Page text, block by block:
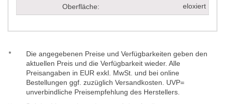
Oberfläche: eloxiert
*
Die angegebenen Preise und Verfügbarkeiten geben den
aktuellen Preis und die Verfügbarkeit wieder. Alle
Preisangaben in EUR exkl. MwSt. und bei online
Bestellungen ggf. zuzüglich Versandkosten. UVP=
unverbindliche Preisempfehlung des Herstellers.